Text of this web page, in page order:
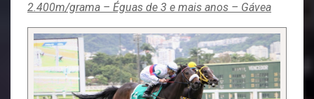
2.400m/grama – Éguas de 3 e mais anos – Gávea